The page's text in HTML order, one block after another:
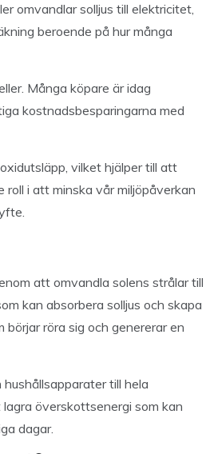
omvandlar solljus till elektricitet,
beroende på hur många
Många köpare är idag
kostnadsbesparingarna med
vilket hjälper till att
roll i att minska vår miljöpåverkan
att omvandla solens strålar till
kan absorbera solljus och skapa
röra sig och genererar en
till hela
överskottsenergi som kan
dagar.